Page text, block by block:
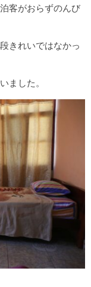
客がおらずのんび
きれいではなかっ
ました。